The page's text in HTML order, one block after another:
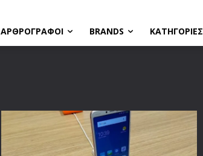
ΑΡΘΡΟΓΡΑΦΟΙ BRANDS ΚΑΤΗΓΟΡΙΕΣ